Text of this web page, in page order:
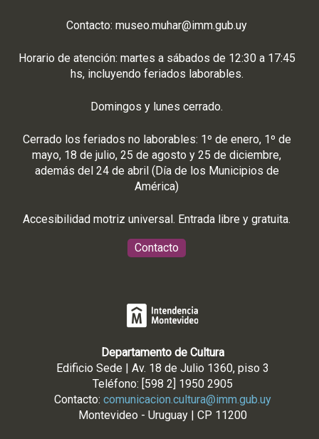
Contacto: museo.muhar@imm.gub.uy
Horario de atención: martes a sábados de 12:30 a 17:45
hs, incluyendo feriados laborables.
Domingos y lunes cerrado.
Cerrado los feriados no laborables: 1º de enero, 1º de
mayo, 18 de julio, 25 de agosto y 25 de diciembre,
además del 24 de abril (Día de los Municipios de
América)
Accesibilidad motriz universal. Entrada libre y gratuita.
Contacto
Departamento de Cultura
Edificio Sede | Av. 18 de Julio 1360, piso 3
Teléfono: [598 2] 1950 2905
Contacto: comunicacion.cultura@imm.gub.uy
Montevideo - Uruguay | CP 11200